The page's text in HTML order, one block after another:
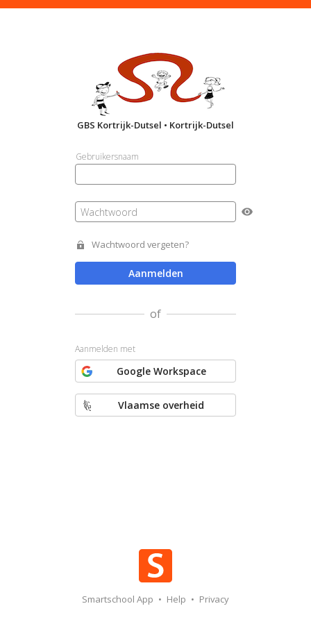
GBS Kortrijk-Dutsel • Kortrijk-Dutsel
Gebruikersnaam
Wachtwoord
Wachtwoord vergeten?
Aanmelden
of
Aanmelden met
Google Workspace
Vlaamse overheid
Smartschool App • Help • Privacy